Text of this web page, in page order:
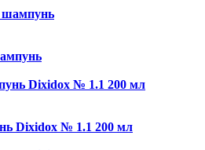
Dixidox № 1.1 200 мл